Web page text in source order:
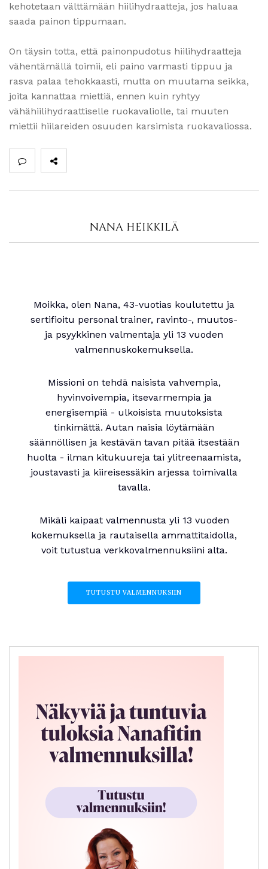
kehotetaan välttämään hiilihydraatteja, jos haluaa
saada painon tippumaan.
On täysin totta, että painonpudotus hiilihydraatteja
vähentämällä toimii, eli paino varmasti tippuu ja
rasva palaa tehokkaasti, mutta on muutama seikka,
joita kannattaa miettiä, ennen kuin ryhtyy
vähähiilihydraattiselle ruokavaliolle, tai muuten
miettii hiilareiden osuuden karsimista ruokavaliossa.
NANA HEIKKILÄ
Moikka, olen Nana, 43-vuotias koulutettu ja
sertifioitu personal trainer, ravinto-, muutos-
ja psyykkinen valmentaja yli 13 vuoden
valmennuskokemuksella.
Missioni on tehdä naisista vahvempia,
hyvinvoivempia, itsevarmempia ja
energisempiä - ulkoisista muutoksista
tinkimättä. Autan naisia löytämään
säännöllisen ja kestävän tavan pitää itsestään
huolta - ilman kitukuureja tai ylitreenaamista,
joustavasti ja kiireisessäkin arjessa toimivalla
tavalla.
Mikäli kaipaat valmennusta yli 13 vuoden
kokemuksella ja rautaisella ammattitaidolla,
voit tutustua verkkovalmennuksiini alta.
TUTUSTU VALMENNUKSIIN